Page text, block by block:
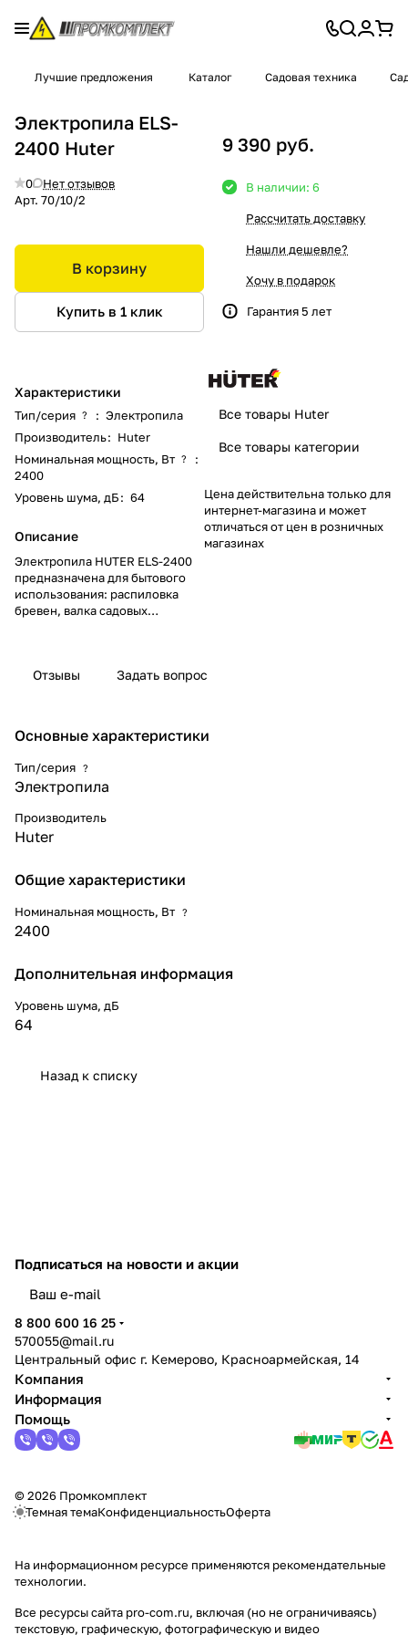
Лучшие предложения Каталог Садовая техника
Электропила ELS-
2400 Huter
0
Нет отзывов
Арт. 70/10/2
В корзину
Купить в 1 клик
Характеристики
Тип/серия ? : Электропила
Производитель: Huter
Номинальная мощность, Вт ?
:
2400
Уровень шума, дБ: 64
Описание
Электропила HUTER ELS-2400
предназначена для бытового
использования: распиловка
бревен, валка садовых
в руках удобно и комфортно.
переменного тока 220В.
9 390 руб.
В наличии: 6
Рассчитать доставку
Нашли дешевле?
Хочу в подарок
Гарантия 5 лет
Все товары Huter
Все товары категории
Цена действительна только для
интернет-магазина и может
отличаться от цен в розничных
магазинах
Отзывы Задать вопрос
Основные характеристики
Тип/серия ?
Электропила
Производитель
Huter
Общие характеристики
Номинальная мощность, Вт ?
2400
Дополнительная информация
Уровень шума, дБ
64
Назад к списку
Подписаться на новости и акции
8 800 600 16 25
570055@mail.ru
Центральный офис г. Кемерово, Красноармейская, 14
Компания
Информация
Помощь
© 2026 Промкомплект
Темная темаКонфиденциальностьОферта
На информационном ресурсе применяются рекомендательные
технологии.
Все ресурсы сайта pro-com.ru, включая (но не ограничиваясь)
текстовую, графическую, фотографическую и видео